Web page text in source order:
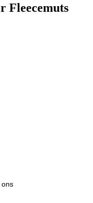
Fleecemuts
ons